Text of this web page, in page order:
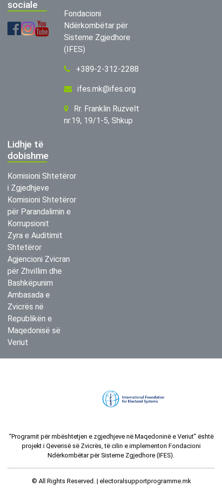
sociale
Fondacioni
Ndërkombëtar për
Sisteme Zgjedhore
(IFES)
+389-2-312-2288
ifes.mk@ifes.org
Rr. Franklin Ruzvelt
nr.19, 19/1-5, Shkup
Lidhje të
dobishme
Komisioni Shtetëror
i Zgjedhjeve
Komisioni Shtetëror
për Parandalimin e
Korrupsionit
Zyra e Auditimit
Shtetëror
Agjencioni Zvicran
për Zhvillim dhe
Bashkëpunim
Ambasada e
Zvicrës në
Republikën e
Maqedonisë së
Veriut
“Programit për mbështetjen e zgjedhjeve në Maqedoninë e Veriut” është
projekt i Qeverisë së Zvicrës, të cilin e implementon Fondacioni
Ndërkombëtar për Sisteme Zgjedhore (IFES).
© All Rights Reserved. | electoralsupportprogramme.mk